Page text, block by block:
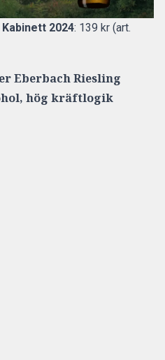
2024: 139 kr (art.
Eberbach Riesling
hög kräftlogik